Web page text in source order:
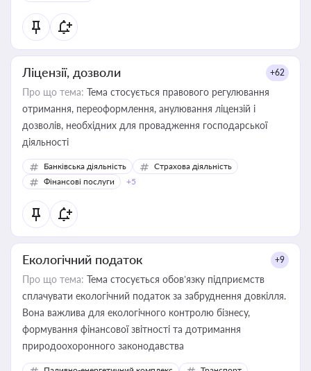
Ліцензії, дозволи +62
Про що тема: Тема стосується правового регулювання
отримання, переоформлення, анулювання ліцензій і
дозволів, необхідних для провадження господарської
діяльності
Банківська діяльність
Страхова діяльність
Фінансові послуги
+5
Екологічний податок +9
Про що тема: Тема стосується обов’язку підприємств
сплачувати екологічний податок за забруднення довкілля.
Вона важлива для екологічного контролю бізнесу,
формування фінансової звітності та дотримання
природоохоронного законодавства